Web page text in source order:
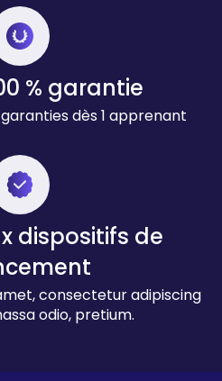
% garantie
dès 1 apprenant
dispositifs de
consectetur adipiscing
odio, pretium.